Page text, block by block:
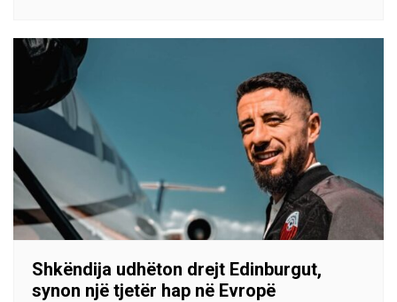
Shkëndija udhëton drejt Edinburgut,
synon një tjetër hap në Evropë